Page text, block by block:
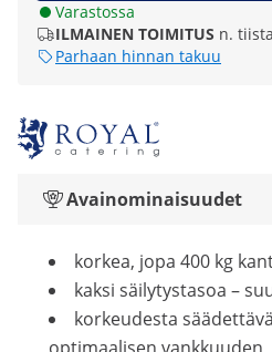
Varastossa
ILMAINEN TOIMITUS n.
Parhaan hinnan takuu
Avainominaisuudet
korkea, jopa 400 kg
kaksi säilytystasoa –
korkeudesta